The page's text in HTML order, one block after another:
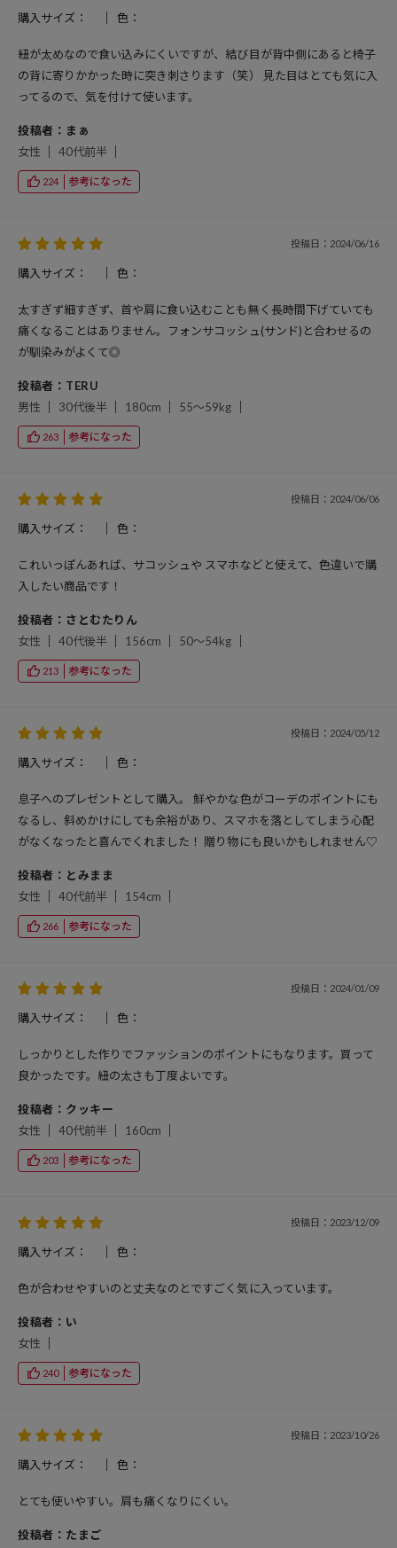
購入サイズ： 色：
紐が太めなので食い込みにくいですが、結び目が背中側にあると椅子
の背に寄りかかった時に突き刺さります（笑） 見た目はとても気に入
ってるので、気を付けて使います。
投稿者：まぁ
女性
40代前半
224 参考になった
投稿日：2024/06/16
購入サイズ： 色：
太すぎず細すぎず、首や肩に食い込むことも無く長時間下げていても
痛くなることはありません。フォンサコッシュ(サンド)と合わせるの
が馴染みがよくて◎
投稿者：TERU
男性
30代後半 180cm 55～59kg
263 参考になった
投稿日：2024/06/06
購入サイズ： 色：
これいっぽんあれば、サコッシュや スマホなどと使えて、色違いで購
入したい商品です！
投稿者：さとむたりん
女性
40代後半 156cm 50～54kg
213 参考になった
投稿日：2024/05/12
購入サイズ： 色：
息子へのプレゼントとして購入。 鮮やかな色がコーデのポイントにも
なるし、斜めかけにしても余裕があり、スマホを落としてしまう心配
がなくなったと喜んでくれました！ 贈り物にも良いかもしれません♡
投稿者：とみまま
女性
40代前半 154cm
266 参考になった
投稿日：2024/01/09
購入サイズ： 色：
しっかりとした作りでファッションのポイントにもなります。買って
良かったです。紐の太さも丁度よいです。
投稿者：クッキー
女性
40代前半 160cm
203 参考になった
投稿日：2023/12/09
購入サイズ： 色：
色が合わせやすいのと丈夫なのとですごく気に入っています。
投稿者：い
女性
240 参考になった
投稿日：2023/10/26
購入サイズ： 色：
とても使いやすい。肩も痛くなりにくい。
投稿者：たまご